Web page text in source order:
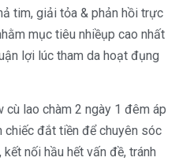
tim, giải tỏa & phản hồi trực
mục tiêu nhiềụp cao nhất
lợi lúc tham da hoạt đụng
cù lao chàm 2 ngày 1 đêm áp
chiếc đắt tiền để chuyên sóc
nối hầu hết vấn đề, tránh